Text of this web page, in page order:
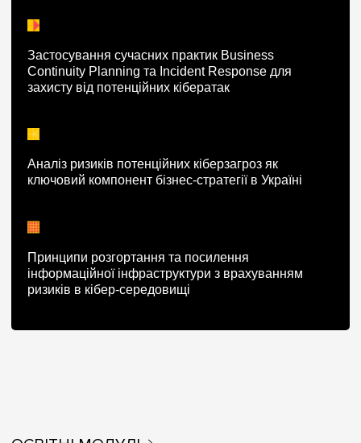
Застосування сучасних практик Business
Continuity Planning та Incident Response для
захисту від потенційних кібератак
Аналіз ризиків потенційних кіберзагроз як
ключовий компонент бізнес-стратегії в Україні
Принципи розгортання та посилення
інформаційної інфраструктури з врахуванням
ризиків в кібер-середовищі